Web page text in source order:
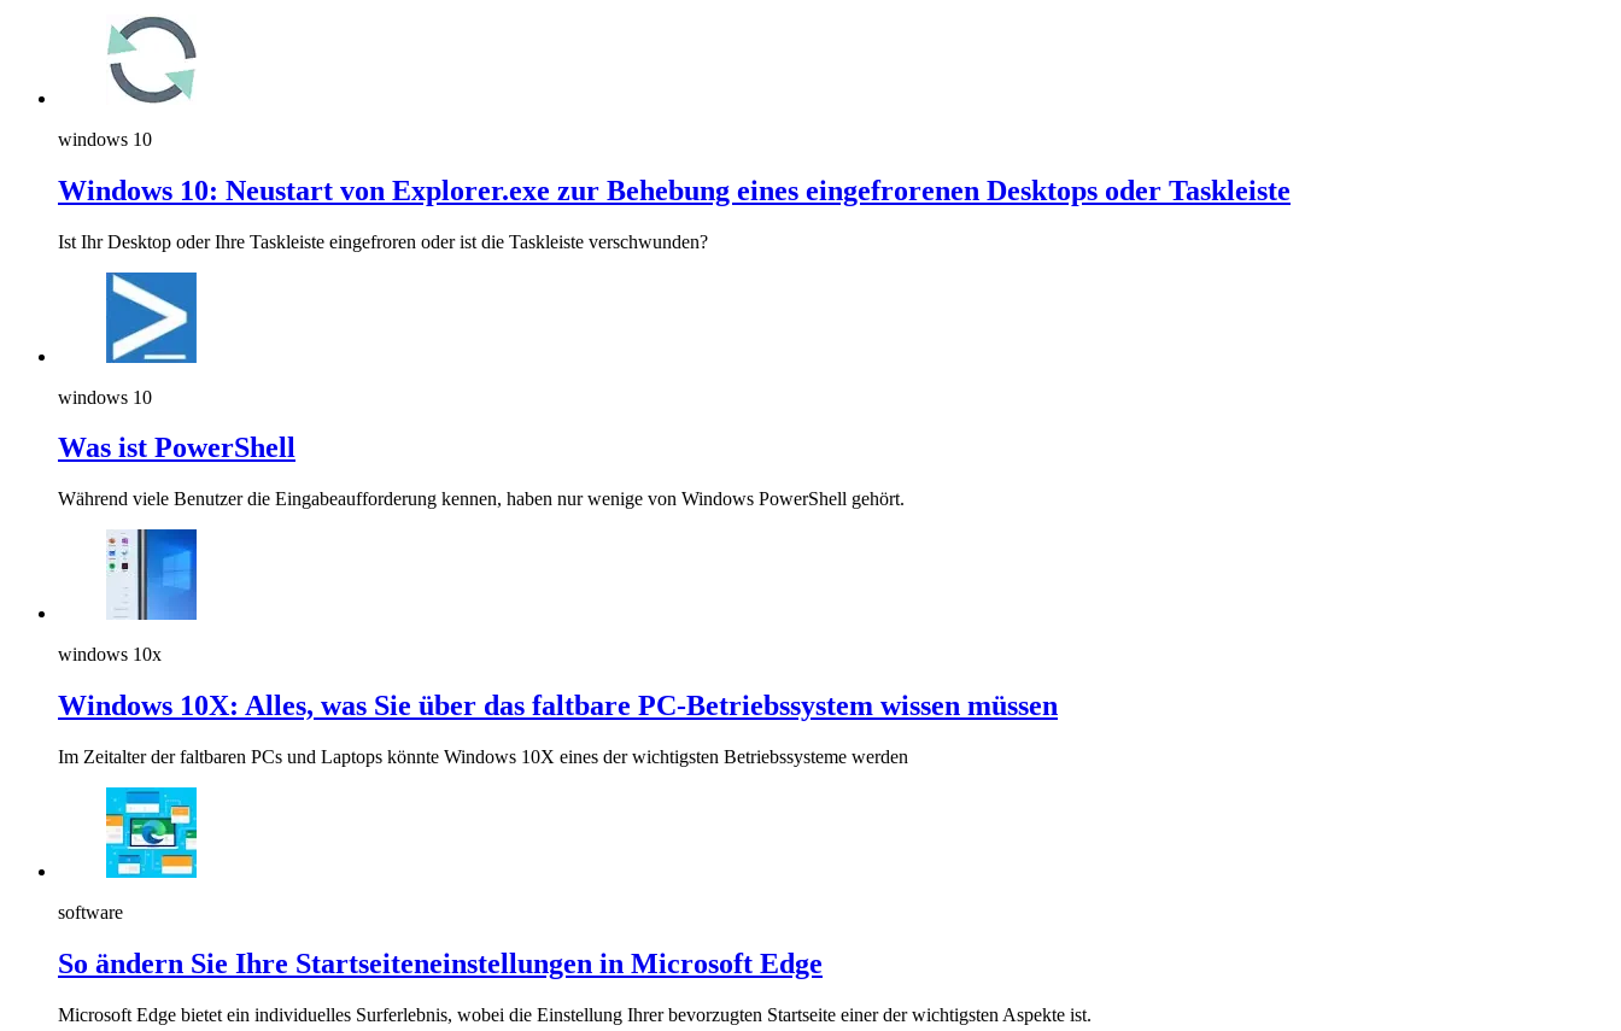
windows 10
Windows 10: Neustart von Explorer.exe zur Behebung eines eingefrorenen Desktops oder Taskleiste
Ist Ihr Desktop oder Ihre Taskleiste eingefroren oder ist die Taskleiste verschwunden?
windows 10
Was ist PowerShell
Während viele Benutzer die Eingabeaufforderung kennen, haben nur wenige von Windows PowerShell gehört.
windows 10x
Windows 10X: Alles, was Sie über das faltbare PC-Betriebssystem wissen müssen
Im Zeitalter der faltbaren PCs und Laptops könnte Windows 10X eines der wichtigsten Betriebssysteme werden
software
So ändern Sie Ihre Startseiteneinstellungen in Microsoft Edge
Microsoft Edge bietet ein individuelles Surferlebnis, wobei die Einstellung Ihrer bevorzugten Startseite einer der wichtigsten Aspekte ist.